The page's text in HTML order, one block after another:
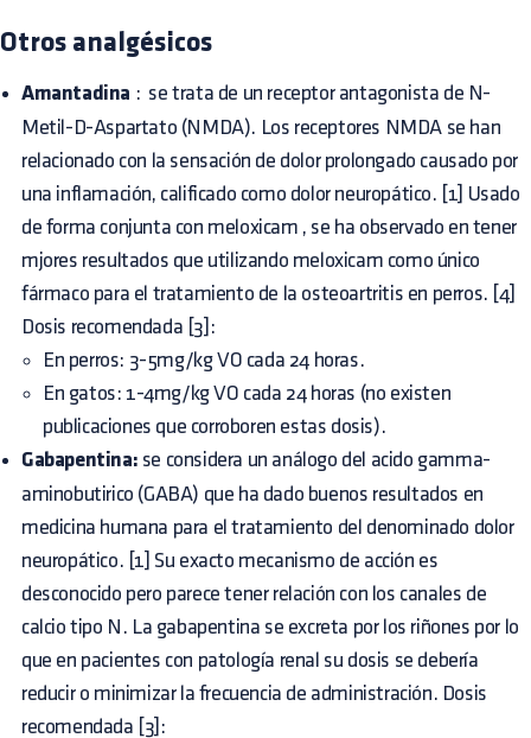
Otros analgésicos
Amantadina : se trata de un receptor antagonista de N-
Metil-D-Aspartato (NMDA). Los receptores NMDA se han
relacionado con la sensación de dolor prolongado causado por
una inflamación, calificado como dolor neuropático. [1] Usado
de forma conjunta con meloxicam , se ha observado en tener
mjores resultados que utilizando meloxicam como único
fármaco para el tratamiento de la osteoartritis en perros. [4]
Dosis recomendada [3]:
En perros: 3-5mg/kg VO cada 24 horas.
En gatos: 1-4mg/kg VO cada 24 horas (no existen
publicaciones que corroboren estas dosis).
Gabapentina: se considera un análogo del acido gamma-
aminobutirico (GABA) que ha dado buenos resultados en
medicina humana para el tratamiento del denominado dolor
neuropático. [1] Su exacto mecanismo de acción es
desconocido pero parece tener relación con los canales de
calcio tipo N. La gabapentina se excreta por los riñones por lo
que en pacientes con patología renal su dosis se debería
reducir o minimizar la frecuencia de administración. Dosis
recomendada [3]: